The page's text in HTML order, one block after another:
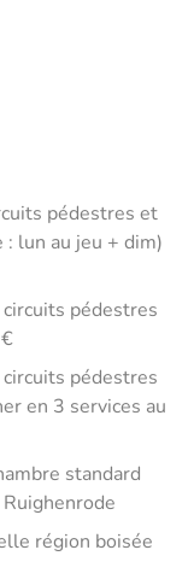
pédestres et
lun au jeu + dim)
pédestres
pédestres
en 3 services au
standard
région boisée